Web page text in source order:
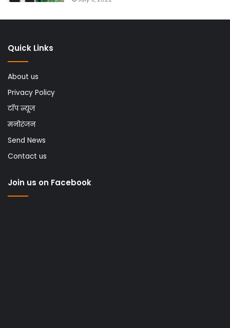
Quick Links
About us
Privacy Policy
टॉप न्यूज
मनोरंजन
Send News
Contact us
Join us on Facebook